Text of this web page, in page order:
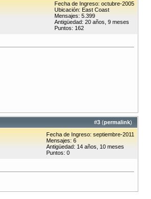
Fecha de Ingreso: octubre-2005
Ubicación: East Coast
Mensajes: 5.399
Antigüedad: 20 años, 9 meses
Puntos: 162
#3 (permalink)
Fecha de Ingreso: septiembre-2011
Mensajes: 6
Antigüedad: 14 años, 10 meses
Puntos: 0